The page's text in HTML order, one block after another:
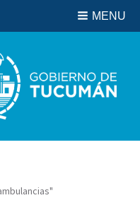
MENU